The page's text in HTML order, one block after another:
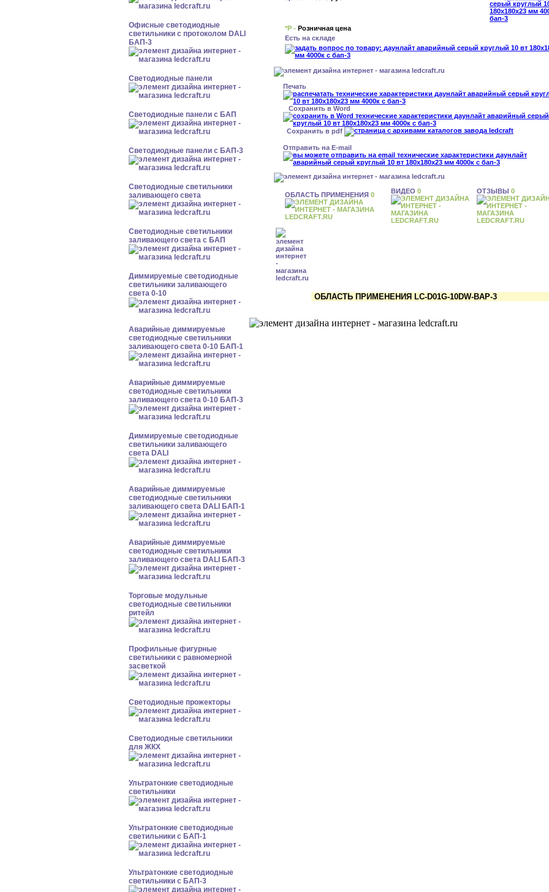
Офисные светодиодные
светильники с протоколом DALI
БАП-3
Cветодиодные панели
Cветодиодные панели с БАП
Cветодиодные панели с БАП-3
Светодиодные светильники
заливающего света
Светодиодные светильники
заливающего света с БАП
Диммируемые светодиодные
светильники заливающего
света 0-10
Аварийные диммируемые
светодиодные светильники
заливающего света 0-10 БАП-1
Аварийные диммируемые
светодиодные светильники
заливающего света 0-10 БАП-3
Диммируемые светодиодные
светильники заливающего
света DALI
Аварийные диммируемые
светодиодные светильники
заливающего света DALI БАП-1
Аварийные диммируемые
светодиодные светильники
заливающего света DALI БАП-3
Торговые модульные
светодиодные светильники
ритейл
Профильные фигурные
светильники с равномерной
засветкой
Светодиодные прожекторы
Светодиодные светильники
для ЖКХ
Ультратонкие светодиодные
светильники
Ультратонкие светодиодные
светильники с БАП-1
Ультратонкие светодиодные
светильники с БАП-3
*Р - Розничная цена
Есть на складе
Печать
Сохранить в Word
Сохранить в pdf
Отправить на E-mail
ОБЛАСТЬ ПРИМЕНЕНИЯ 0 ВИДЕО 0 ОТЗЫВЫ 0
ОБЛАСТЬ ПРИМЕНЕНИЯ LC-D01G-10DW-BAP-3